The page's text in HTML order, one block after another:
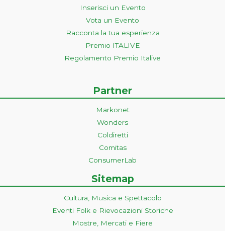
Inserisci un Evento
Vota un Evento
Racconta la tua esperienza
Premio ITALIVE
Regolamento Premio Italive
Partner
Markonet
Wonders
Coldiretti
Comitas
ConsumerLab
Sitemap
Cultura, Musica e Spettacolo
Eventi Folk e Rievocazioni Storiche
Mostre, Mercati e Fiere